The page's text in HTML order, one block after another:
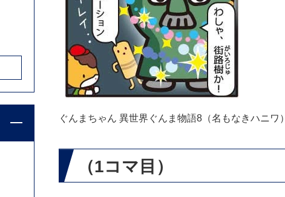
​ぐんまちゃん 異世界ぐんま物語8（名もなきハニワ）
（1コマ目）